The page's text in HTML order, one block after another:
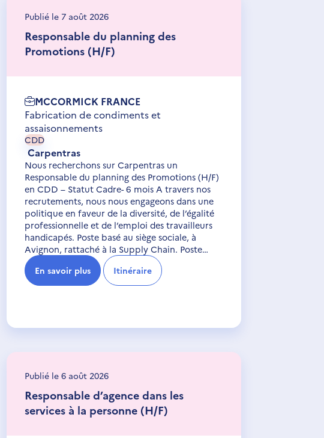
Publié le 7 août 2026
Responsable du planning des
Promotions (H/F)
MCCORMICK FRANCE
Fabrication de condiments et
assaisonnements
CDD
Carpentras
Nous recherchons sur Carpentras un
Responsable du planning des Promotions (H/F)
en CDD – Statut Cadre- 6 mois A travers nos
recrutements, nous nous engageons dans une
politique en faveur de la diversité, de l’égalité
professionnelle et de l’emploi des travailleurs
handicapés. Poste basé au siège sociale, à
Avignon, rattaché à la Supply Chain. Poste…
En savoir plus
Itinéraire
Publié le 6 août 2026
Responsable d’agence dans les
services à la personne (H/F)